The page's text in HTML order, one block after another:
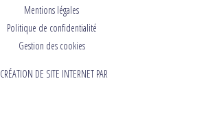
Mentions légales
Politique de confidentialité
Gestion des cookies
CRÉATION DE SITE INTERNET PAR